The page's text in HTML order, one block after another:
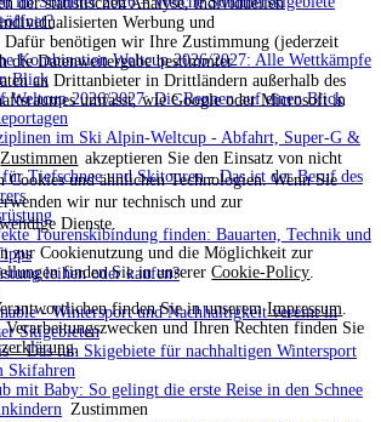
Werbung und
Dafür benötigen wir Ihre Zustimmung (jederzeit
die Datenweitergabe bestimmter
an Drittanbieter in Drittländern außerhalb des
umfasst, wie Google oder Microsoft in
Zustimmen akzeptieren Sie den Einsatz von nicht
Cookies und ähnlichen Technologien. Wenn Sie
wir nur technisch und zur
Dienste.
zur Cookienutzung und die Möglichkeit zur
finden Sie in unsererCookie-Policy
finden Sie in unseremImpressum
und Ihren Rechten finden Sie
.
Zustimmen
Kombination Weltcup 2026/2027: Alle Wettkämpfe
Blick
Weltcup 2026/2027: Die Rennen auf einen Blick
im Ski Alpin-Weltcup - Abfahrt, Super-G &
Tiefschnee und Skitouren - Das ist der Beruf des
Tourenskibindung finden: Bauarten, Technik und
leihen oder kaufen?
- Wintersport und Nachhaltigkeit vereint in
Skigebieten
– Das tun Skigebiete für nachhaltigen Wintersport
Skifahren
mit Baby: So gelingt die erste Reise in den Schnee